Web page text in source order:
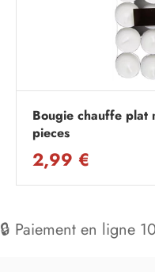
Bougie chauffe plat
pieces
2,99 €
🔒 Paiement en ligne